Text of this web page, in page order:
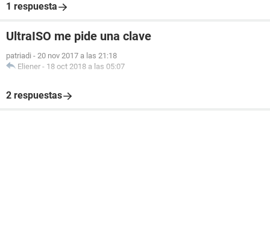
1 respuesta
UltraISO me pide una clave
patriadi - 20 nov 2017 a las 21:18
Eliener - 18 oct 2018 a las 05:07
2 respuestas